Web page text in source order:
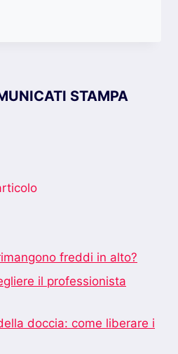
STAMPA
freddi in alto?
il professionista
doccia: come liberare i